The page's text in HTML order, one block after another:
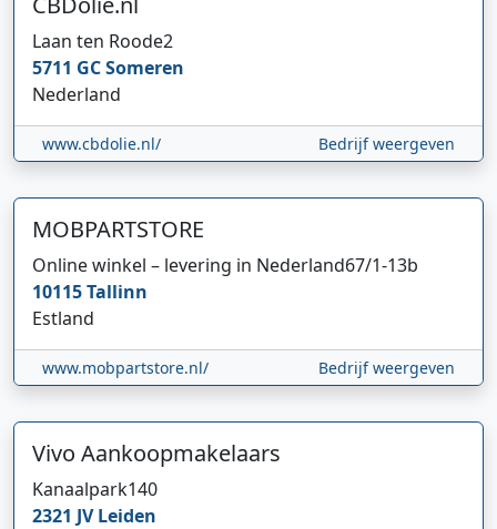
Laan ten Roode2
5711 GCSomeren
Nederland
www.cbdolie.nl/ Bedrijf weergeven
MOBPARTSTORE
Online winkel – levering in Nederland67/1-13b
10115Tallinn
Estland
www.mobpartstore.nl/ Bedrijf weergeven
Vivo Aankoopmakelaars
Kanaalpark140
2321 JVLeiden